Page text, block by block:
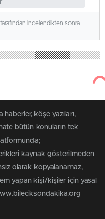
incelendikten sonra
köşe yazıları,
bütün konuların tek
kaynak gösterilmeden
olarak kopyalanamaz,
yapan kişi/kişiler için yasal